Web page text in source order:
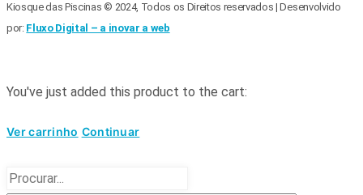
Kiosque das Piscinas © 2024, Todos os Direitos reservados | Desenvolvido
por: Fluxo Digital – a inovar a web
You've just added this product to the cart:
Ver carrinho Continuar